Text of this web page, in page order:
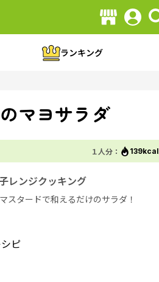
ランキング
マヨサラダ
１人分： 139kcal
レンジクッキング
スタードで和えるだけのサラダ！
ピ